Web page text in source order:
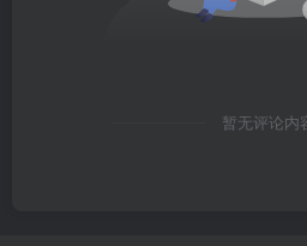
暂无评论内